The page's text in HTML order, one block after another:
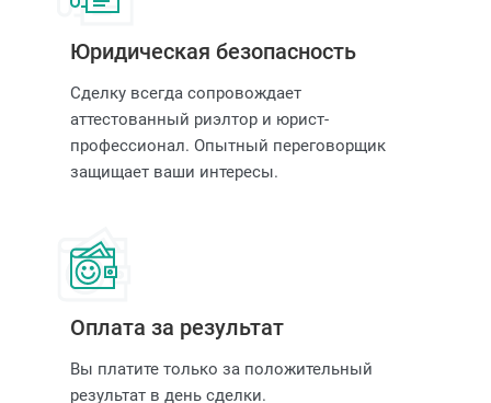
Юридическая безопасность
Сделку всегда сопровождает
аттестованный риэлтор и юрист-
профессионал. Опытный переговорщик
защищает ваши интересы.
Оплата за результат
Вы платите только за положительный
результат в день сделки.